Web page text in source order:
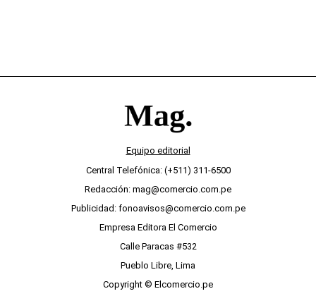
Equipo editorial
Central Telefónica: (+511) 311-6500
Redacción: mag@comercio.com.pe
Publicidad: fonoavisos@comercio.com.pe
Empresa Editora El Comercio
Calle Paracas #532
Pueblo Libre, Lima
Copyright © Elcomercio.pe